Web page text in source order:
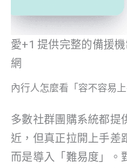
愛+1 提供完整的備援
網
內行人怎麼看「容不容易
多數社群團購系統都提
近，但真正拉開上手差
而是導入「難易度」。